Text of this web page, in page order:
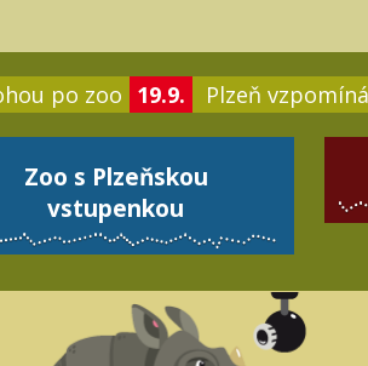
po zoo 19.9. Plzeň
Zoo s Plzeňskou
vstupenkou